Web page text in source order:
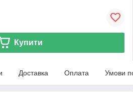
Купити
Доставка Оплата Умови